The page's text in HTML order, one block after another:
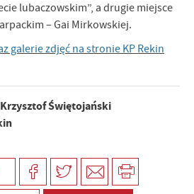
lubaczowskim”, a drugie miejsce
– Gai Mirkowskiej.
galerie zdjęć na stronie KP Rekin
Krzysztof Świętojański